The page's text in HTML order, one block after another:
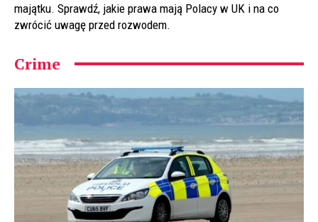
majątku. Sprawdź, jakie prawa mają Polacy w UK i na co
zwrócić uwagę przed rozwodem.
Crime